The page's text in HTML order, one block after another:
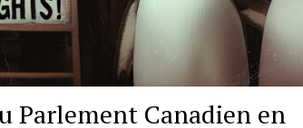
Parlement Canadien en